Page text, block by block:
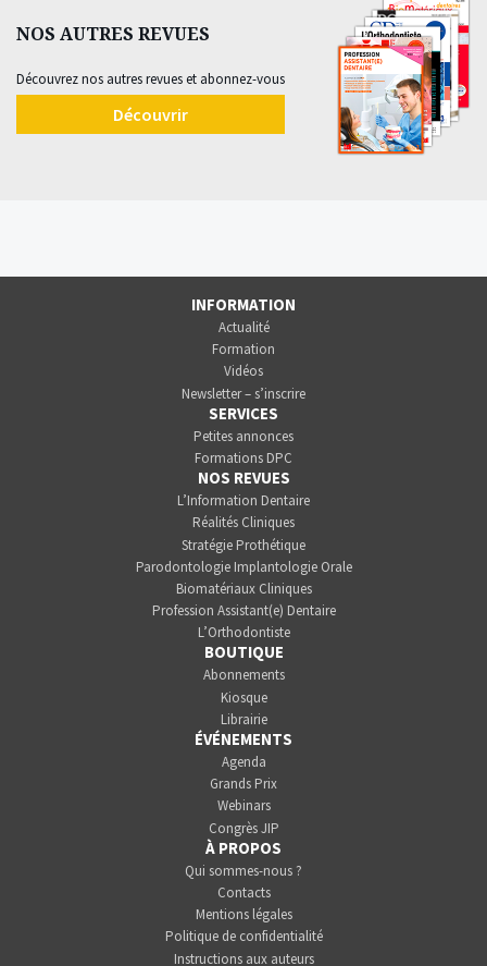
NOS AUTRES REVUES
Découvrez nos autres revues et abonnez-vous
Découvrir
INFORMATION
Actualité
Formation
Vidéos
Newsletter – s’inscrire
SERVICES
Petites annonces
Formations DPC
NOS REVUES
L’Information Dentaire
Réalités Cliniques
Stratégie Prothétique
Parodontologie Implantologie Orale
Biomatériaux Cliniques
Profession Assistant(e) Dentaire
L’Orthodontiste
BOUTIQUE
Abonnements
Kiosque
Librairie
ÉVÉNEMENTS
Agenda
Grands Prix
Webinars
Congrès JIP
À PROPOS
Qui sommes-nous ?
Contacts
Mentions légales
Politique de confidentialité
Instructions aux auteurs